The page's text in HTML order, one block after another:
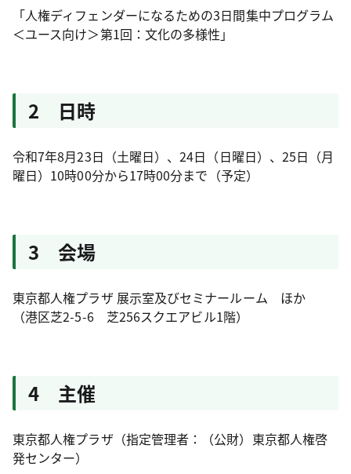
「人権ディフェンダーになるための3日間集中プログラム
＜ユース向け＞第1回：文化の多様性」
2 日時
令和7年8月23日（土曜日）、24日（日曜日）、25日（月
曜日）10時00分から17時00分まで（予定）
3 会場
東京都人権プラザ 展示室及びセミナールーム ほか
（港区芝2-5-6 芝256スクエアビル1階）
4 主催
東京都人権プラザ（指定管理者：（公財）東京都人権啓
発センター）